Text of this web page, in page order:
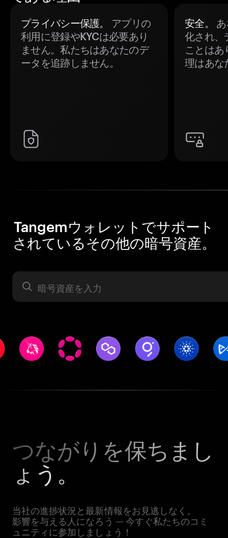
プライバシー保護。
アプリの
利用に登録やKYCは必要あり
ません。私たちはあなたのデ
ータを追跡しません。
安全。
化され、
ことはあ
理はあな
Tangemウォレットでサポート
されているその他の暗号資産。
暗号資産
つながりを保ちまし
ょう。
当社の進捗状況と最新情報をお見逃しなく。
影響を与える人になろう — 今すぐ私たちのコミ
ュニティに参加しましょう！